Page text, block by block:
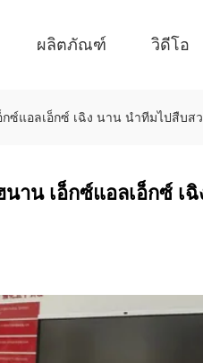
ผลิตภัณฑ์ วิดีโอ
ซ์แอลเอ็กซ์ เฉิง นาน นําทีมไปสืบส
าน เอ็กซ์แอลเอ็กซ์ เ